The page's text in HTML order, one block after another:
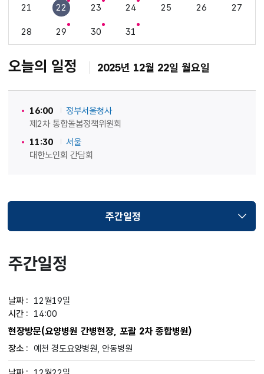
21 22 23 24 25 26 27
28 29 30 31
오늘의 일정 2025년 12월 22일 월요일
16:00
정부서울청사
제2차 통합돌봄정책위원회
11:30
서울
대한노인회 간담회
주간일정
선택됨
주간일정
12월19일
14:00
현장방문(요양병원 간병현장, 포괄 2차 종합병원)
예천 경도요양병원, 안동병원